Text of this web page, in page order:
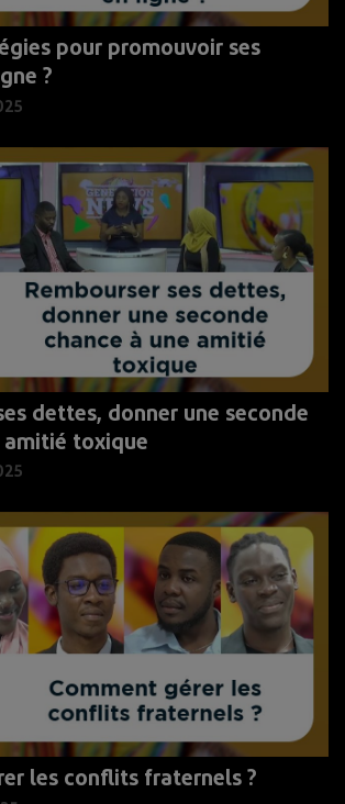
pour promouvoir ses
?
dettes, donner une seconde
amitié toxique
les conflits fraternels ?